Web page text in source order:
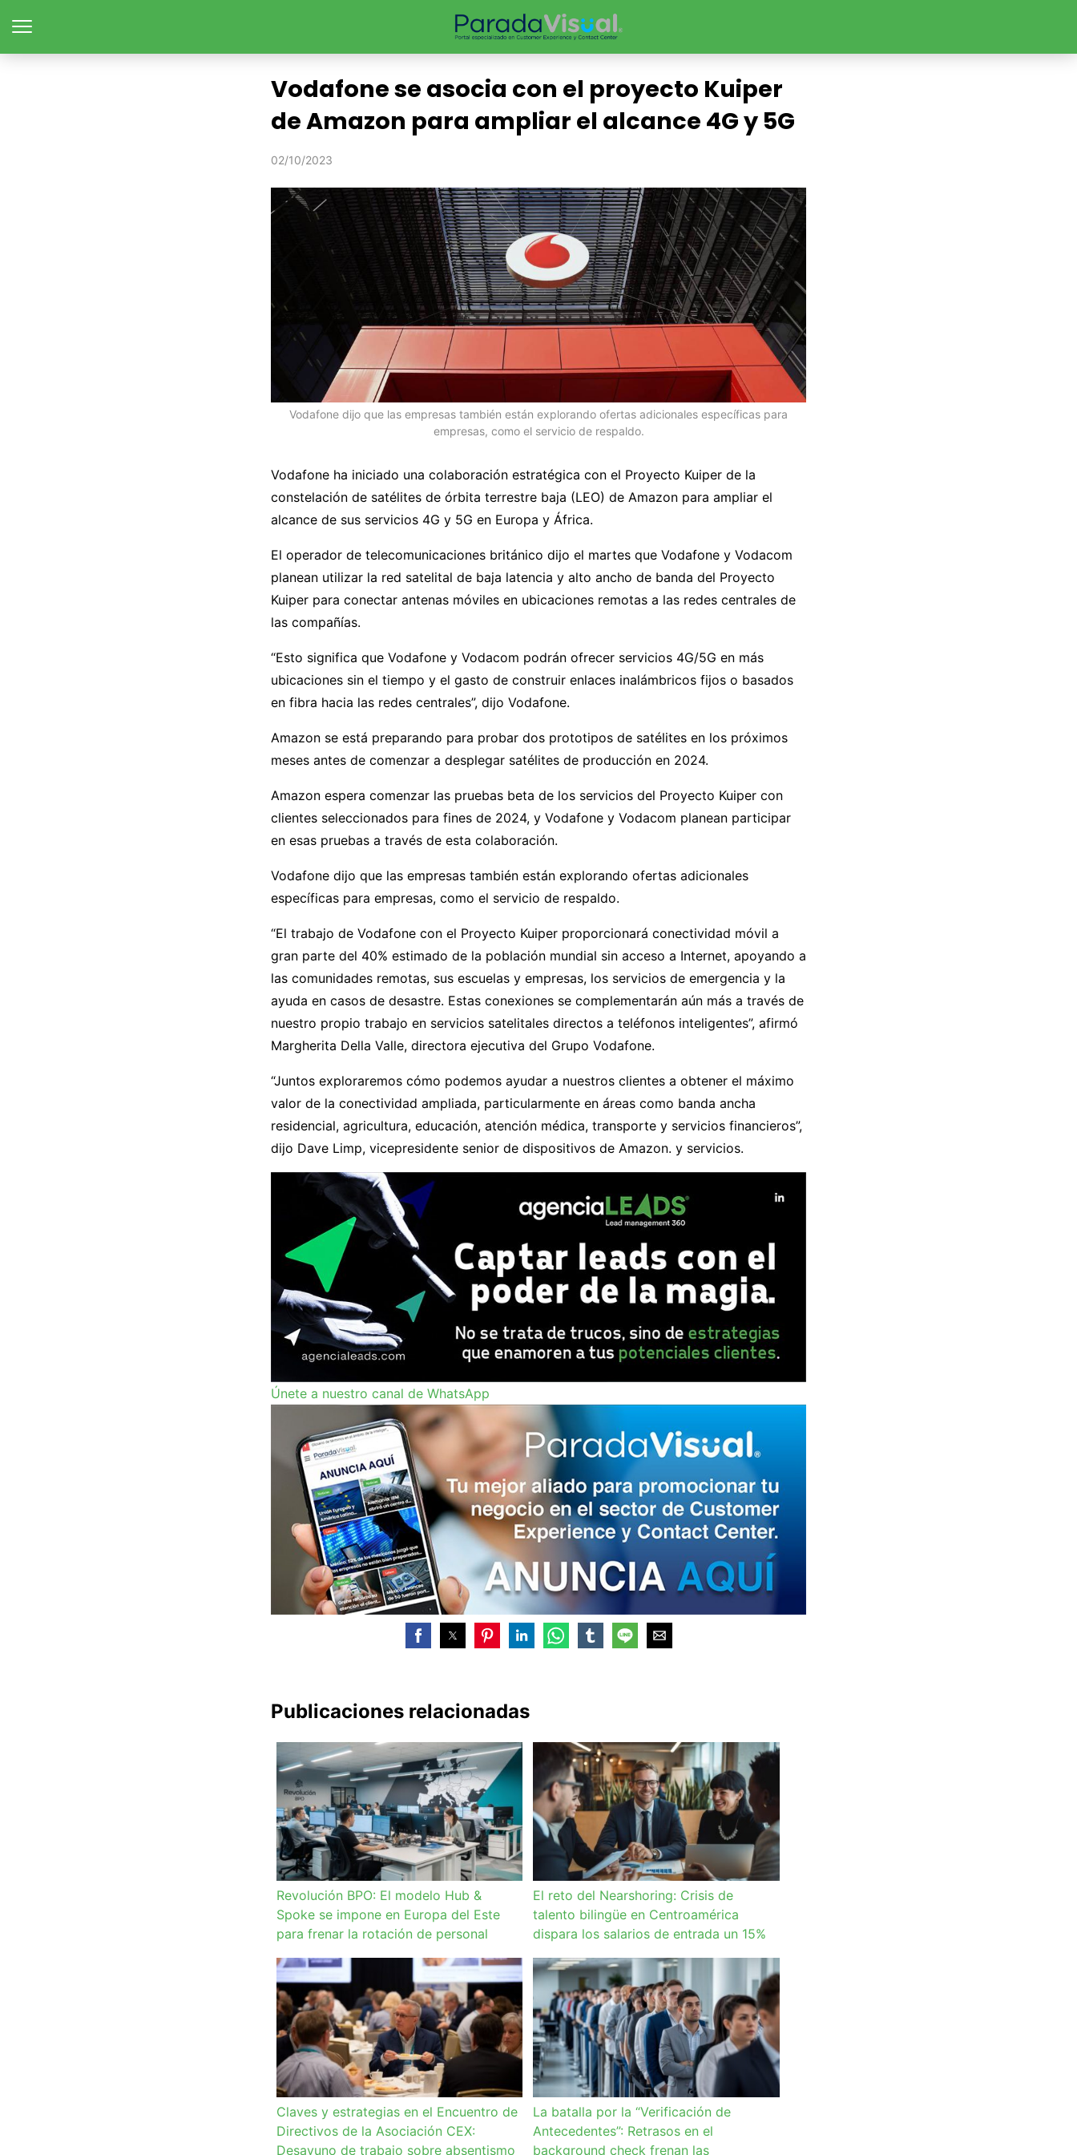
Vodafone se asocia con el proyecto Kuiper
de Amazon para ampliar el alcance 4G y 5G
02/10/2023
Vodafone dijo que las empresas también están explorando ofertas adicionales específicas para
empresas, como el servicio de respaldo.
Vodafone ha iniciado una colaboración estratégica con el Proyecto Kuiper de la
constelación de satélites de órbita terrestre baja (LEO) de Amazon para ampliar el
alcance de sus servicios 4G y 5G en Europa y África.
El operador de telecomunicaciones británico dijo el martes que Vodafone y Vodacom
planean utilizar la red satelital de baja latencia y alto ancho de banda del Proyecto
Kuiper para conectar antenas móviles en ubicaciones remotas a las redes centrales de
las compañías.
“Esto significa que Vodafone y Vodacom podrán ofrecer servicios 4G/5G en más
ubicaciones sin el tiempo y el gasto de construir enlaces inalámbricos fijos o basados ​​
en fibra hacia las redes centrales”, dijo Vodafone.
Amazon se está preparando para probar dos prototipos de satélites en los próximos
meses antes de comenzar a desplegar satélites de producción en 2024.
Amazon espera comenzar las pruebas beta de los servicios del Proyecto Kuiper con
clientes seleccionados para fines de 2024, y Vodafone y Vodacom planean participar
en esas pruebas a través de esta colaboración.
Vodafone dijo que las empresas también están explorando ofertas adicionales
específicas para empresas, como el servicio de respaldo.
“El trabajo de Vodafone con el Proyecto Kuiper proporcionará conectividad móvil a
gran parte del 40% estimado de la población mundial sin acceso a Internet, apoyando a
las comunidades remotas, sus escuelas y empresas, los servicios de emergencia y la
ayuda en casos de desastre. Estas conexiones se complementarán aún más a través de
nuestro propio trabajo en servicios satelitales directos a teléfonos inteligentes”, afirmó
Margherita Della Valle, directora ejecutiva del Grupo Vodafone.
“Juntos exploraremos cómo podemos ayudar a nuestros clientes a obtener el máximo
valor de la conectividad ampliada, particularmente en áreas como banda ancha
residencial, agricultura, educación, atención médica, transporte y servicios financieros”,
dijo Dave Limp, vicepresidente senior de dispositivos de Amazon. y servicios.
Únete a nuestro canal de WhatsApp
Publicaciones relacionadas
Revolución BPO: El modelo Hub &
Spoke se impone en Europa del Este
para frenar la rotación de personal
El reto del Nearshoring: Crisis de
talento bilingüe en Centroamérica
dispara los salarios de entrada un 15%
Claves y estrategias en el Encuentro de
Directivos de la Asociación CEX:
Desayuno de trabajo sobre absentismo
La batalla por la “Verificación de
Antecedentes”: Retrasos en el
background check frenan las